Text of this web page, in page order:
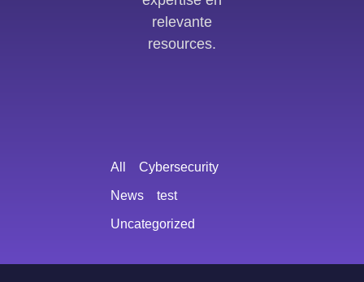
relevante
resources.
Cybersecurity
News test
Uncategorized
All